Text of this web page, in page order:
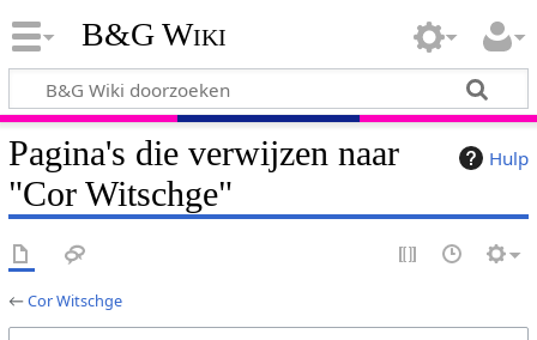
B&G Wiki
Hulp
Pagina's die verwijzen naar
"Cor Witschge"
←Cor Witschge